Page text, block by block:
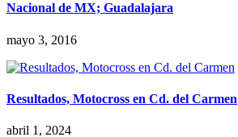
Nacional de MX; Guadalajara
mayo 3, 2016
Resultados, Motocross en Cd. del Carmen
abril 1, 2024